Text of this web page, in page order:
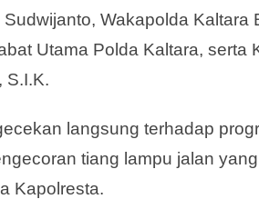
Wakapolda Kaltara
Utama Polda Kaltara, serta
S.I.K.
langsung terhadap
tiang lampu jalan
Kapolresta.